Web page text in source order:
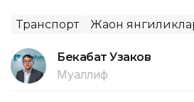
Транспорт Жаҳон
Бекабат Узаков
Муаллиф